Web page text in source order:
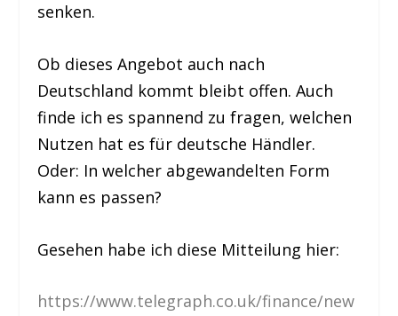
senken.
Ob dieses Angebot auch nach
Deutschland kommt bleibt offen. Auch
finde ich es spannend zu fragen, welchen
Nutzen hat es für deutsche Händler.
Oder: In welcher abgewandelten Form
kann es passen?
Gesehen habe ich diese Mitteilung hier:
https://www.telegraph.co.uk/finance/new